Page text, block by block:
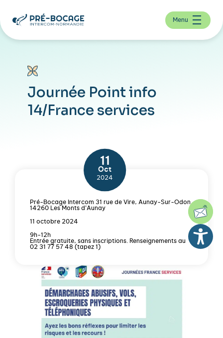
Menu
Journée Point info
14/France services
11
Oct
2024
Pré-Bocage Intercom 31 rue de Vire, Aunay-Sur-Odon
14260 Les Monts d’Aunay
11 octobre 2024
9h-12h
Entrée gratuite, sans inscriptions. Renseignements au
02 31 77 57 48 (tapez 1)